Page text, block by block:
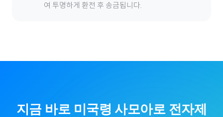
여 투명하게 환전 후 송금됩니다.
지금 바로 미국령 사모아로 전자제